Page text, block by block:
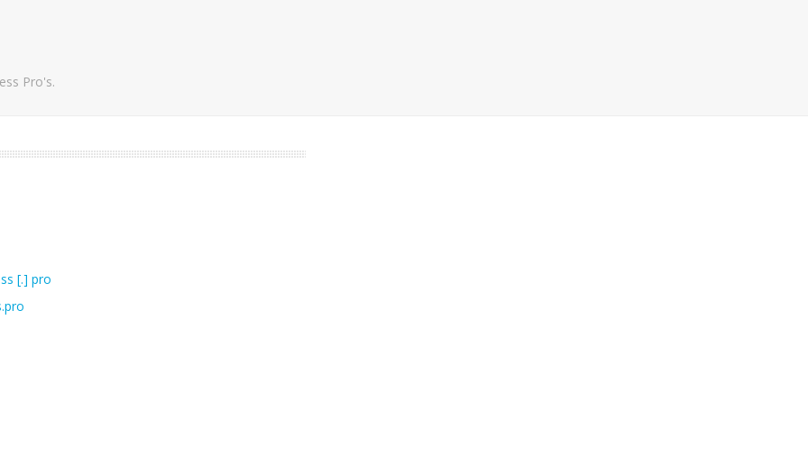
Pro's.
[.] pro